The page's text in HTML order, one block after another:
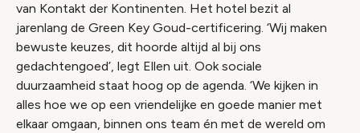
van Kontakt der Kontinenten. Het hotel bezit al
jarenlang de Green Key Goud-certificering. ‘Wij maken
bewuste keuzes, dit hoorde altijd al bij ons
gedachtengoed’, legt Ellen uit. Ook sociale
duurzaamheid staat hoog op de agenda. ‘We kijken in
alles hoe we op een vriendelijke en goede manier met
elkaar omgaan, binnen ons team én met de wereld om